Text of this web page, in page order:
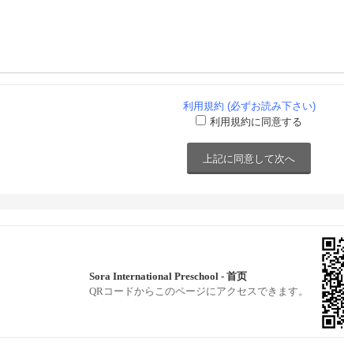
利用規約 (必ずお読み下さい)
利用規約に同意する
Sora International Preschool - 首页
QRコードからこのページにアクセスできます。